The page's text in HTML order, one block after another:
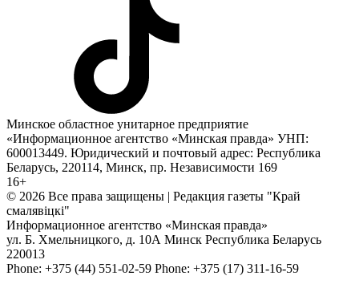
Минское областное унитарное предприятие
«Информационное агентство «Минская правда» УНП:
600013449. Юридический и почтовый адрес: Республика
Беларусь, 220114, Минск, пр. Независимости 169
16+
© 2026 Все права защищены | Редакция газеты "Край
смалявiцкi"
Информационное агентство «Минская правда»
ул. Б. Хмельницкого, д. 10А Минск Республика Беларусь
220013
Phone: +375 (44) 551-02-59 Phone: +375 (17) 311-16-59